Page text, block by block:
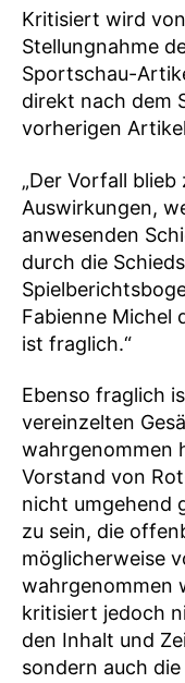
Kritisiert wird
Stellungnahme
Sportschau-
direkt nach dem
vorherigen
„Der Vorfall
Auswirkungen,
anwesenden
durch die
Fabienne Michel
ist fraglich.“
Ebenso fraglich
vereinzelten
wahrgenommen
Vorstand von
nicht umgehend
zu sein, die
möglicherweise
wahrgenommen
kritisiert jedoch
den Inhalt und
sondern auch